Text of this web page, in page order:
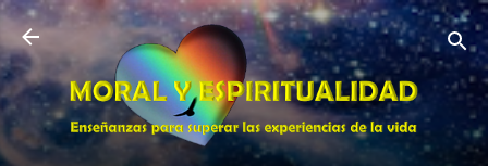
Ir al contenido principal